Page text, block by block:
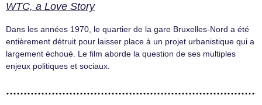
WTC, a Love Story
Dans les années 1970, le quartier de la gare Bruxelles-Nord a été
entièrement détruit pour laisser place à un projet urbanistique qui a
largement échoué. Le film aborde la question de ses multiples
enjeux politiques et sociaux.